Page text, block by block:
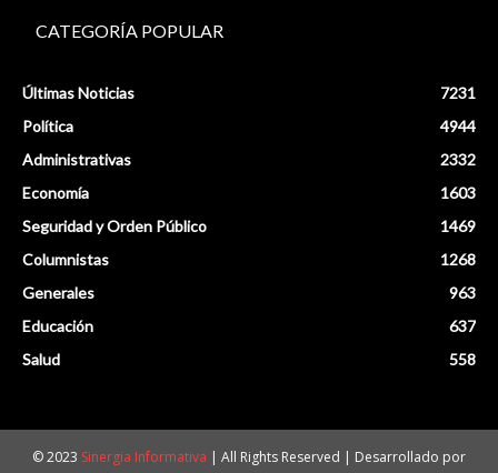
CATEGORÍA POPULAR
Últimas Noticias
7231
Política
4944
Administrativas
2332
Economía
1603
Seguridad y Orden Público
1469
Columnistas
1268
Generales
963
Educación
637
Salud
558
© 2023 Sinergia Informativa | All Rights Reserved | Desarrollado por